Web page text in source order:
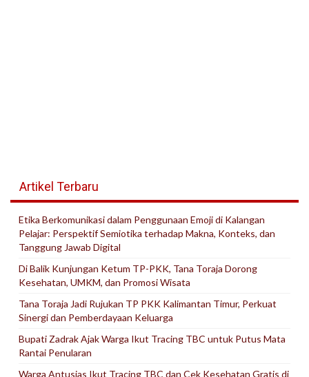
Artikel Terbaru
Etika Berkomunikasi dalam Penggunaan Emoji di Kalangan
Pelajar: Perspektif Semiotika terhadap Makna, Konteks, dan
Tanggung Jawab Digital
Di Balik Kunjungan Ketum TP-PKK, Tana Toraja Dorong
Kesehatan, UMKM, dan Promosi Wisata
Tana Toraja Jadi Rujukan TP PKK Kalimantan Timur, Perkuat
Sinergi dan Pemberdayaan Keluarga
Bupati Zadrak Ajak Warga Ikut Tracing TBC untuk Putus Mata
Rantai Penularan
Warga Antusias Ikut Tracing TBC dan Cek Kesehatan Gratis di